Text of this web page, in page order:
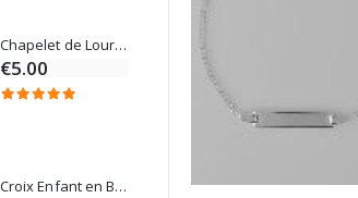
Chapelet de Lourdes en Bois
€5.00
Croix Enfant en Bois Eglise Papillons et Arc-en-ciel 15 cm